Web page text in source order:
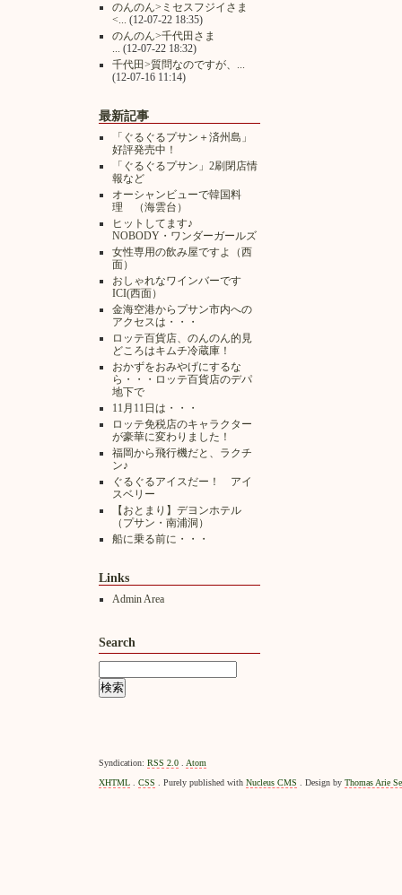
のんのん>ミセスフジイさま
<... (12-07-22 18:35)
のんのん>千代田さま
... (12-07-22 18:32)
千代田>質問なのですが、...
(12-07-16 11:14)
最新記事
「ぐるぐるプサン＋済州島」
好評発売中！
「ぐるぐるプサン」2刷閉店情
報など
オーシャンビューで韓国料
理 （海雲台）
ヒットしてます♪
NOBODY・ワンダーガールズ
女性専用の飲み屋ですよ（西
面）
おしゃれなワインバーです
ICI(西面）
金海空港からプサン市内への
アクセスは・・・
ロッテ百貨店、のんのん的見
どころはキムチ冷蔵庫！
おかずをおみやげにするな
ら・・・ロッテ百貨店のデパ
地下で
11月11日は・・・
ロッテ免税店のキャラクター
が豪華に変わりました！
福岡から飛行機だと、ラクチ
ン♪
ぐるぐるアイスだー！ アイ
スベリー
【おとまり】デヨンホテル
（プサン・南浦洞）
船に乗る前に・・・
Links
Admin Area
Search
Syndication: RSS 2.0
Atom
XHTML
CSS . Purely published with Nucleus CMS . Design by Thomas Arie